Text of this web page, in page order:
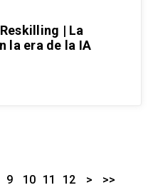
| La
la era de la IA
9 10 11 12 > >>